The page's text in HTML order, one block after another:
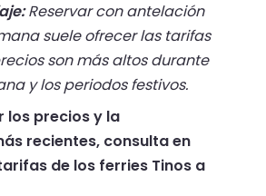
Reservar con antelación
suele ofrecer las tarifas
son más altos durante
y los periodos festivos.
los precios y la
recientes, consulta en
de los ferries Tinos a